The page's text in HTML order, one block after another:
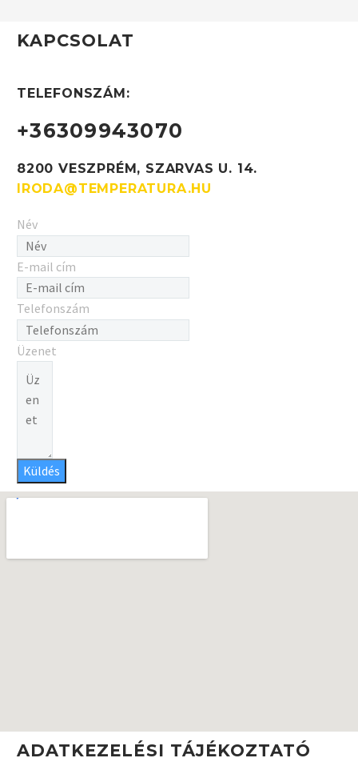
SUSPENDISSE
LOBORTIS
(DEMO)
LOBORTIS
(DEMO)
ALIQUAM
VITAE
(DEMO)
BUSINESS
BUSINESS
KAPCSOLAT
TELEFONSZÁM:
+36309943070
8200 VESZPRÉM, SZARVAS U. 14.
IRODA@TEMPERATURA.HU
Név
E-mail cím
Telefonszám
Üzenet
Küldés
ADATKEZELÉSI TÁJÉKOZTATÓ